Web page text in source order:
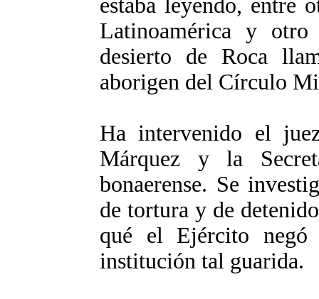
estaba leyendo, entre
Latinoamérica y
desierto de Roca
aborigen del Círculo
Ha intervenido el
Márquez y la
bonaerense. Se
de tortura y de
qué el Ejército negó
institución tal guarida.